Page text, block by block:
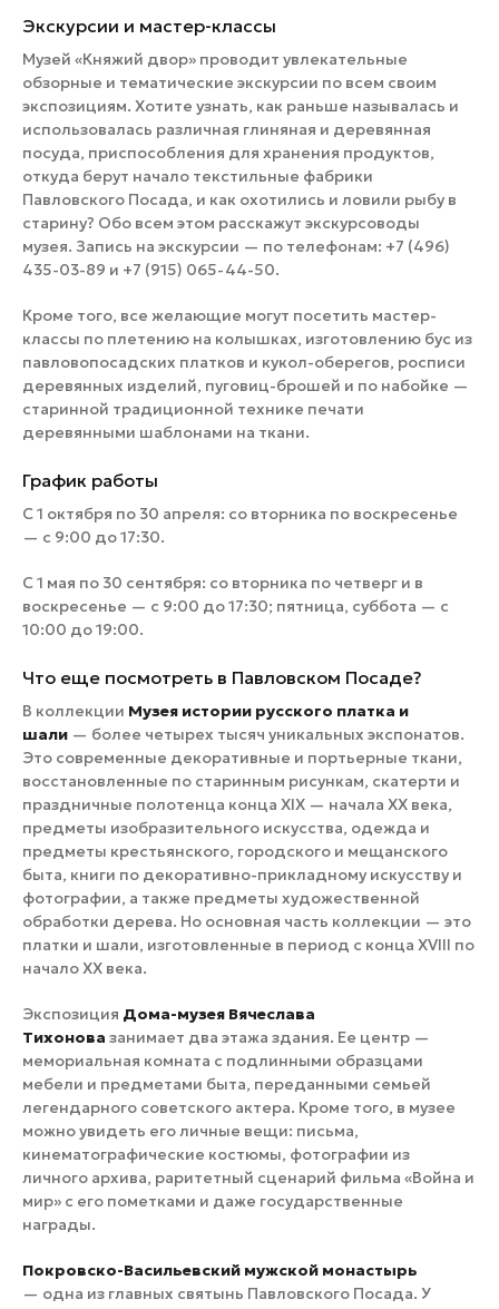
Экскурсии и мастер-классы
Музей «Княжий двор» проводит увлекательные
обзорные и тематические экскурсии по всем своим
экспозициям. Хотите узнать, как раньше называлась и
использовалась различная глиняная и деревянная
посуда, приспособления для хранения продуктов,
откуда берут начало текстильные фабрики
Павловского Посада, и как охотились и ловили рыбу в
старину? Обо всем этом расскажут экскурсоводы
музея. Запись на экскурсии — по телефонам: +7 (496)
435-03-89 и +7 (915) 065-44-50.
Кроме того, все желающие могут посетить мастер-
классы по плетению на колышках, изготовлению бус из
павловопосадских платков и кукол-оберегов, росписи
деревянных изделий, пуговиц-брошей и по набойке —
старинной традиционной технике печати
деревянными шаблонами на ткани.
График работы
С 1 октября по 30 апреля: со вторника по воскресенье
— с 9:00 до 17:30.
С 1 мая по 30 сентября: со вторника по четверг и в
воскресенье — с 9:00 до 17:30; пятница, суббота — с
10:00 до 19:00.
Что еще посмотреть в Павловском Посаде?
В коллекции Музея истории русского платка и
шали — более четырех тысяч уникальных экспонатов.
Это современные декоративные и портьерные ткани,
восстановленные по старинным рисункам, скатерти и
праздничные полотенца конца XIX — начала XX века,
предметы изобразительного искусства, одежда и
предметы крестьянского, городского и мещанского
быта, книги по декоративно-прикладному искусству и
фотографии, а также предметы художественной
обработки дерева. Но основная часть коллекции — это
платки и шали, изготовленные в период с конца XVIII по
начало XX века.
Экспозиция Дома-музея Вячеслава
Тихонова занимает два этажа здания. Ее центр —
мемориальная комната с подлинными образцами
мебели и предметами быта, переданными семьей
легендарного советского актера. Кроме того, в музее
можно увидеть его личные вещи: письма,
кинематографические костюмы, фотографии из
личного архива, раритетный сценарий фильма «Война и
мир» с его пометками и даже государственные
награды.
Покровско-Васильевский мужской монастырь
— одна из главных святынь Павловского Посада. У